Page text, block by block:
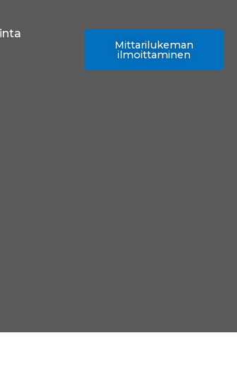
Mittarilukeman
ilmoittaminen